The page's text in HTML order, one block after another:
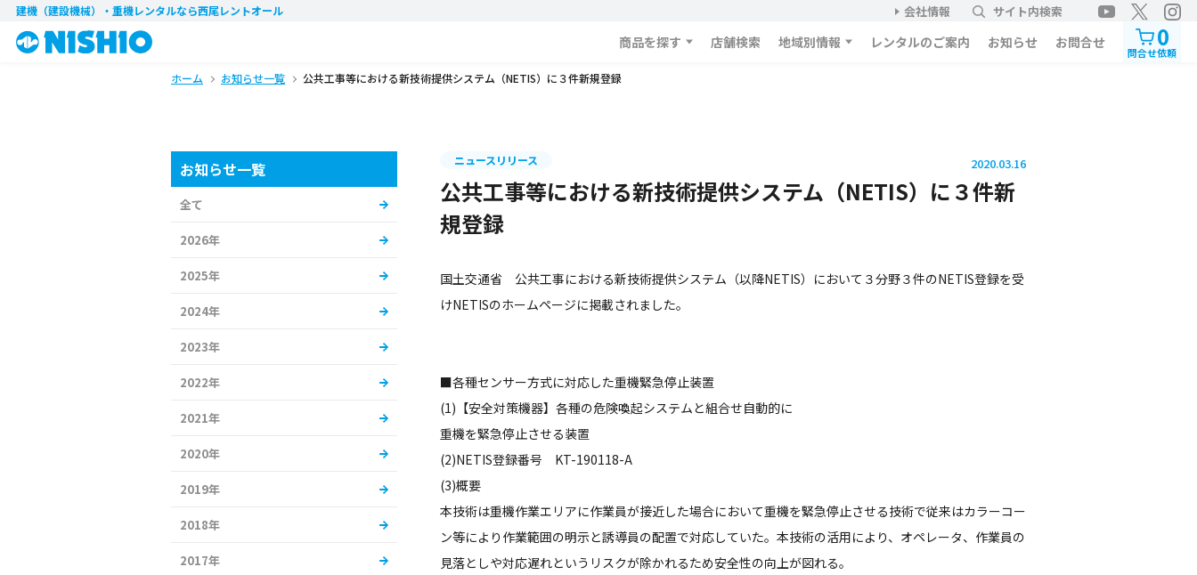
建機（建設機械）・重機レンタルなら西尾レントオール 会社情報 サイト内検索
商品を探す 店舗検索 地域別情報 レンタルのご案内 お知らせ お問合せ 0
問合せ依頼
ホーム お知らせ一覧 公共工事等における新技術提供システム（NETIS）に３件新規登録
ニュースリリース 2020.03.16
公共工事等における新技術提供システム（NETIS）に３件新
規登録
国土交通省 公共工事における新技術提供システム（以降NETIS）において３分野３件のNETIS登録を受
けNETISのホームページに掲載されました。
■各種センサー方式に対応した重機緊急停止装置
(1)【安全対策機器】各種の危険喚起システムと組合せ自動的に
重機を緊急停止させる装置
(2)NETIS登録番号 KT-190118-A
(3)概要
本技術は重機作業エリアに作業員が接近した場合において重機を緊急停止させる技術で従来はカラーコー
ン等により作業範囲の明示と誘導員の配置で対応していた。本技術の活用により、オペレータ、作業員の
見落としや対応遅れというリスクが除かれるため安全性の向上が図れる。
お知らせ一覧
全て
2026年
2025年
2024年
2023年
2022年
2021年
2020年
2019年
2018年
2017年